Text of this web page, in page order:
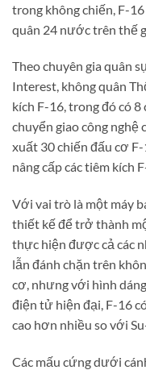
trong không chiến, F-
quân 24 nước trên thế
Theo chuyên gia quân
Interest, không quân
kích F-16, trong đó có
chuyển giao công nghệ
xuất 30 chiến đấu cơ
nâng cấp các tiêm kích
Với vai trò là một máy
thiết kế để trở thành
thực hiện được cả các
lẫn đánh chặn trên
cơ, nhưng với hình
điện tử hiện đại, F-16
cao hơn nhiều so với
Các mấu cứng dưới